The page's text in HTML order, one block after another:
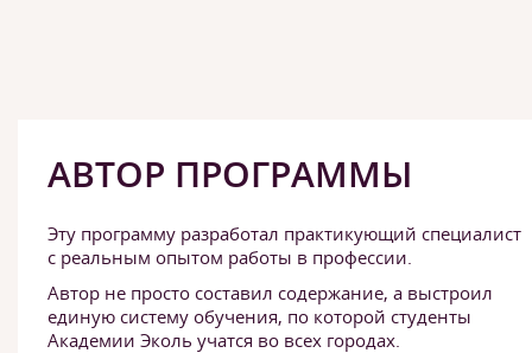
АВТОР ПРОГРАММЫ
Эту программу разработал практикующий специалист
с реальным опытом работы в профессии.
Автор не просто составил содержание, а выстроил
единую систему обучения, по которой студенты
Академии Эколь учатся во всех городах.